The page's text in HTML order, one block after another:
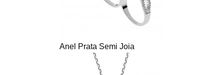
Anel Prata Semi Joia